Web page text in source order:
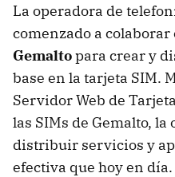
La operadora de
comenzado a
Gemaltopara crear y
base en la tarjeta SIM.
Servidor Web de
las SIMs de Gemalto, la
distribuir servicios y
efectiva que hoy en día.